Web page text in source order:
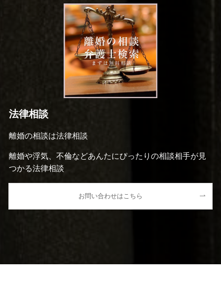
法律相談
離婚の相談は法律相談
離婚や浮気、不倫などあんたにぴったりの相談相手が見
つかる法律相談
お問い合わせはこちら